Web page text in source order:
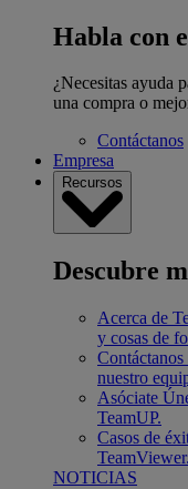
Habla con
¿Necesitas ayuda
una compra o
Contáctanos
Empresa
Recursos
Descubre
Acerca de
y cosas de
Contáctanos
nuestro
Asóciate
TeamUP.
Casos de
TeamViewer.
NOTICIAS